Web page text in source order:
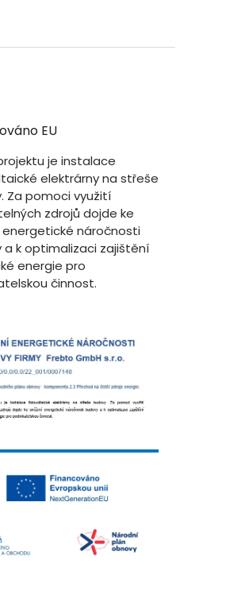
EU
je instalace
elektrárny na střeše
Za pomoci využití
zdrojů dojde ke
energetické náročnosti
a k optimalizaci zajištění
energie pro
činnost.